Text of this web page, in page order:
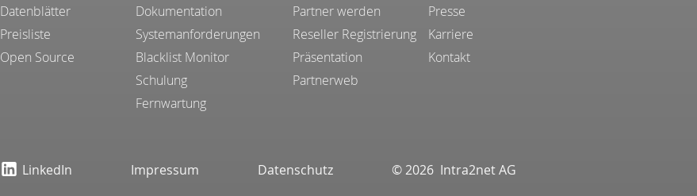
Datenblätter
Preisliste
Open Source
Dokumentation
Systemanforderungen
Blacklist Monitor
Schulung
Fernwartung
Partner werden
Reseller Registrierung
Präsentation
Partnerweb
Presse
Karriere
Kontakt
LinkedIn Impressum Datenschutz © 2026 Intra2net AG